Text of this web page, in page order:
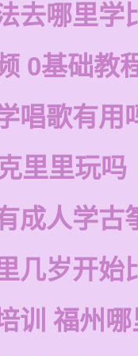
去哪里学
0基础教
唱歌有用
里里玩吗
成人学古
几岁开始
训 福州